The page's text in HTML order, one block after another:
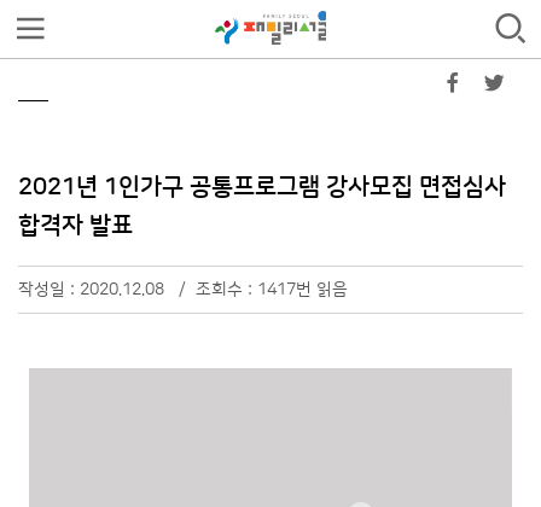
2021년 1인가구 공통프로그램 강사모집 면접심사
합격자 발표
작성일 : 2020.12.08 / 조회수 : 1417번 읽음